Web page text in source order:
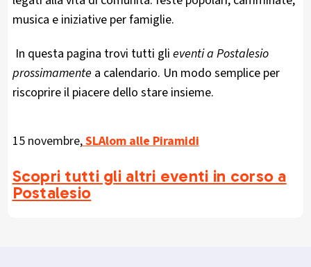
musica e iniziative per famiglie.
In questa pagina trovi tutti gli eventi a Postalesio
prossimamente a calendario. Un modo semplice per
riscoprire il piacere dello stare insieme.
15 novembre,SLAlom alle Piramidi
Scopri tutti gli altri eventi in corso a
Postalesio